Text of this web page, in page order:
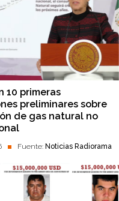
10 primeras
preliminares sobre
de gas natural no
Fuente: Noticias Radiorama